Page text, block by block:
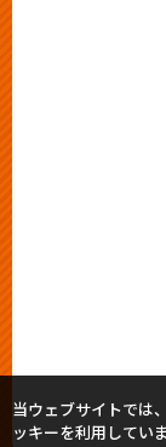
当ウェブサイトでは
ッキーを利用していま